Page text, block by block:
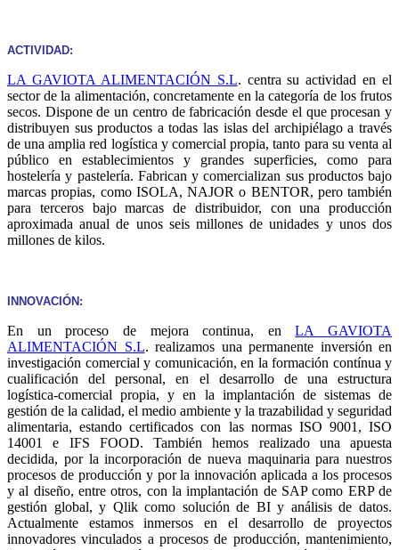
ACTIVIDAD:
LA GAVIOTA ALIMENTACIÓN S.L. centra su actividad en el
sector de la alimentación, concretamente en la categoría de los frutos
secos. Dispone de un centro de fabricación desde el que procesan y
distribuyen sus productos a todas las islas del archipiélago a través
de una amplia red logística y comercial propia, tanto para su venta al
público en establecimientos y grandes superficies, como para
hostelería y pastelería. Fabrican y comercializan sus productos bajo
marcas propias, como ISOLA, NAJOR o BENTOR, pero también
para terceros bajo marcas de distribuidor, con una producción
aproximada anual de unos seis millones de unidades y unos dos
millones de kilos.
INNOVACIÓN:
En un proceso de mejora continua, enLA GAVIOTA
ALIMENTACIÓN S.L. realizamos una permanente inversión en
investigación comercial y comunicación, en la formación contínua y
cualificación del personal, en el desarrollo de una estructura
logística-comercial propia, y en la implantación de sistemas de
gestión de la calidad, el medio ambiente y la trazabilidad y seguridad
alimentaria, estando certificados con las normas ISO 9001, ISO
14001 e IFS FOOD. También hemos realizado una apuesta
decidida, por la incorporación de nueva maquinaria para nuestros
procesos de producción y por la innovación aplicada a los procesos
y al diseño, entre otros, con la implantación de SAP como ERP de
gestión global, y Qlik como solución de BI y análisis de datos.
Actualmente estamos inmersos en el desarrollo de proyectos
innovadores vinculados a procesos de producción, mantenimiento,